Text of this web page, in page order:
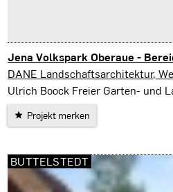
Jena Volkspark Oberaue -
Jena
DANE Landschaftsarchitektur,
Ulrich Boock Freier Garten- und
Projekt merken
BUTTELSTEDT